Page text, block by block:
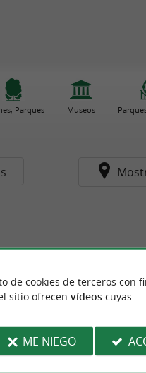
Parques Museos
de cookies de terceros con
sitio ofrecen vídeoscuyas
ME NIEGO